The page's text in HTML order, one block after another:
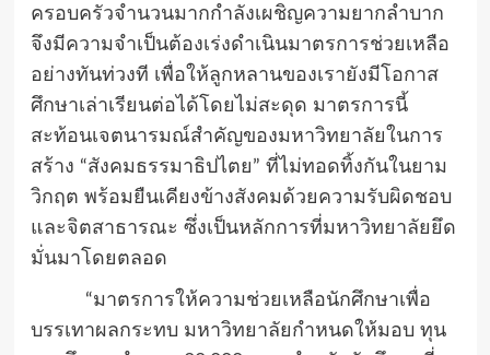
ครอบครัวจำนวนมากกำลังเผชิญความยากลำบาก
จึงมีความจำเป็นต้องเร่งดำเนินมาตรการช่วยเหลือ
อย่างทันท่วงที เพื่อให้ลูกหลานของเรายังมีโอกาส
ศึกษาเล่าเรียนต่อได้โดยไม่สะดุด มาตรการนี้
สะท้อนเจตนารมณ์สำคัญของมหาวิทยาลัยในการ
สร้าง “สังคมธรรมาธิปไตย” ที่ไม่ทอดทิ้งกันในยาม
วิกฤต พร้อมยืนเคียงข้างสังคมด้วยความรับผิดชอบ
และจิตสาธารณะ ซึ่งเป็นหลักการที่มหาวิทยาลัยยึด
มั่นมาโดยตลอด
“มาตรการให้ความช่วยเหลือนักศึกษาเพื่อ
บรรเทาผลกระทบ มหาวิทยาลัยกำหนดให้มอบ ทุน